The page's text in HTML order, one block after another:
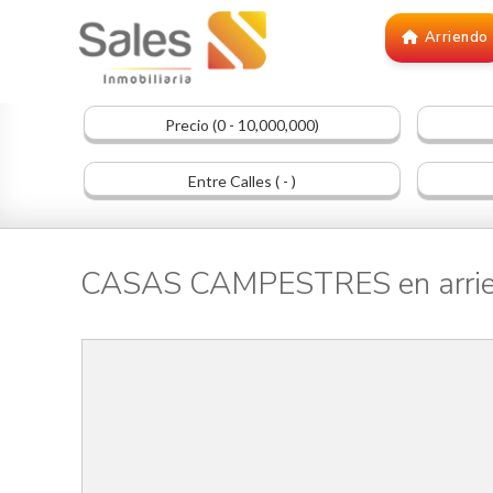
Arriendo
Precio (0 - 10,000,000)
Entre Calles ( - )
CASAS CAMPESTRES en